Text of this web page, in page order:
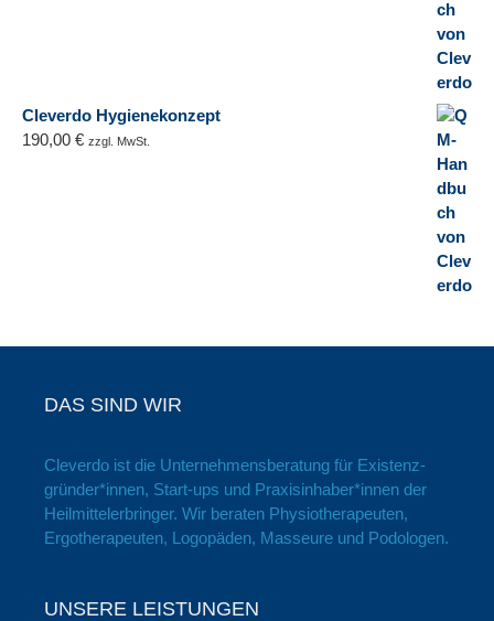
Cleverdo Hygienekonzept
190,00 € zzgl. MwSt.
DAS SIND WIR
Cleverdo ist die Unter­nehmens­beratung für Existenz­
gründer*innen, Start-ups und Praxis­inhaber*innen der
Heil­mittel­erbringer. Wir beraten Physio­therapeuten,
Ergo­therapeuten, Logopäden, Masseure und Podologen.
UNSERE LEISTUNGEN